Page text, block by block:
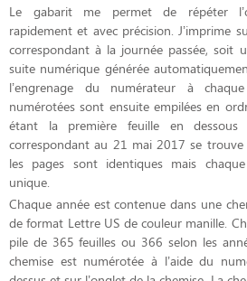
Le gabarit me permet de répéter
rapidement et avec précision. J’imprime
correspondant à la journée passée, soit
suite numérique générée
l’engrenage du numérateur à
numérotées sont ensuite empilées en
étant la première feuille en
correspondant au 21 mai 2017 se trouve
les pages sont identiques mais
unique.
Chaque année est contenue dans une
de format Lettre US de couleur manille.
pile de 365 feuilles ou 366 selon les
chemise est numérotée à l’aide du